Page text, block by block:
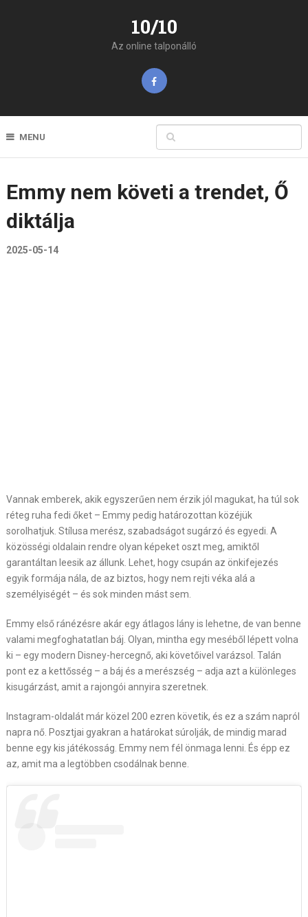
10/10
Az online talponálló
MENU
Emmy nem követi a trendet, Ő
diktálja
2025-05-14
Vannak emberek, akik egyszerűen nem érzik jól magukat, ha túl sok
réteg ruha fedi őket – Emmy pedig határozottan közéjük
sorolhatjuk. Stílusa merész, szabadságot sugárzó és egyedi. A
közösségi oldalain rendre olyan képeket oszt meg, amiktől
garantáltan leesik az állunk. Lehet, hogy csupán az önkifejezés
egyik formája nála, de az biztos, hogy nem rejti véka alá a
személyiségét – és sok minden mást sem.
Emmy első ránézésre akár egy átlagos lány is lehetne, de van benne
valami megfoghatatlan báj. Olyan, mintha egy meséből lépett volna
ki – egy modern Disney-hercegnő, aki követőivel varázsol. Talán
pont ez a kettősség – a báj és a merészség – adja azt a különleges
kisugárzást, amit a rajongói annyira szeretnek.
Instagram-oldalát már közel 200 ezren követik, és ez a szám napról
napra nő. Posztjai gyakran a határokat súrolják, de mindig marad
benne egy kis játékosság. Emmy nem fél önmaga lenni. És épp ez
az, amit ma a legtöbben csodálnak benne.